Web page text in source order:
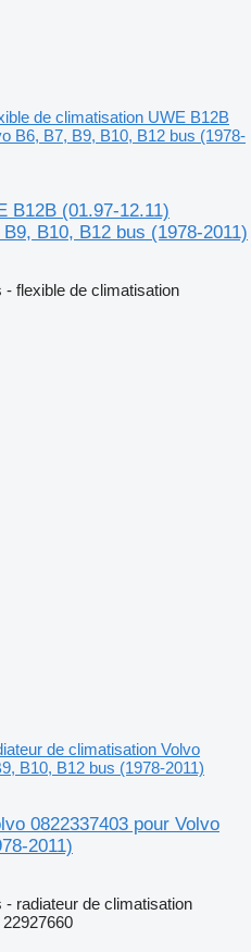
de climatisation UWE B12B
B6, B7, B9, B10, B12 bus (1978-
B12B (01.97-12.11)
B10, B12 bus (1978-2011)
flexible de climatisation
de climatisation Volvo
B10, B12 bus (1978-2011)
0822337403 pour Volvo
2011)
radiateur de climatisation